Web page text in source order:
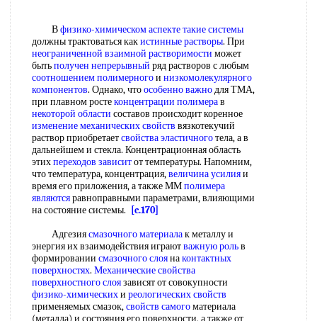
Вфизико-химическом аспектетакие системы
должны трактоваться какистинные растворы. При
неограниченной взаимной растворимости может
бытьполучен непрерывный ряд растворов с любым
соотношением полимерногои низкомолекулярного
компонентов. Однако, чтоособенно важнодля ТМА,
при плавном ростеконцентрации полимерав
некоторой области составов происходит коренное
изменение механических свойств вязкотекучий
раствор приобретаетсвойства эластичноготела, а в
дальнейшем и стекла. Концентрационная область
этихпереходов зависитот температуры. Напомним,
что температура, концентрация,величина усилияи
время его приложения, а также ММполимера
являютсяравноправными параметрами, влияющими
на состояние системы.
[c.170]
Адгезиясмазочного материалак металлу и
энергия их взаимодействия играютважную рольв
формировании смазочного слоянаконтактных
поверхностях. Механические свойства
поверхностного слоязависят от совокупности
физико-химическихи реологических свойств
применяемых смазок,свойств самогоматериала
(металла) и состояния его поверхности, а также от